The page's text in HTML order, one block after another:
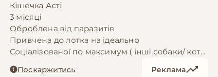
Кішечка Асті
3 місяці
Оброблена від паразитів
Привчена до лотка на ідеально
Соціалізованої по максимум ( інші собаки/ коти
Поскаржитись Реклама